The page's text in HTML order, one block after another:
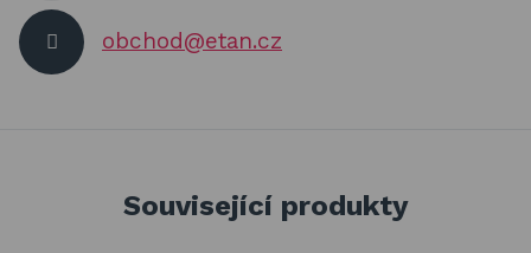
obchod@etan.cz
Související produkty